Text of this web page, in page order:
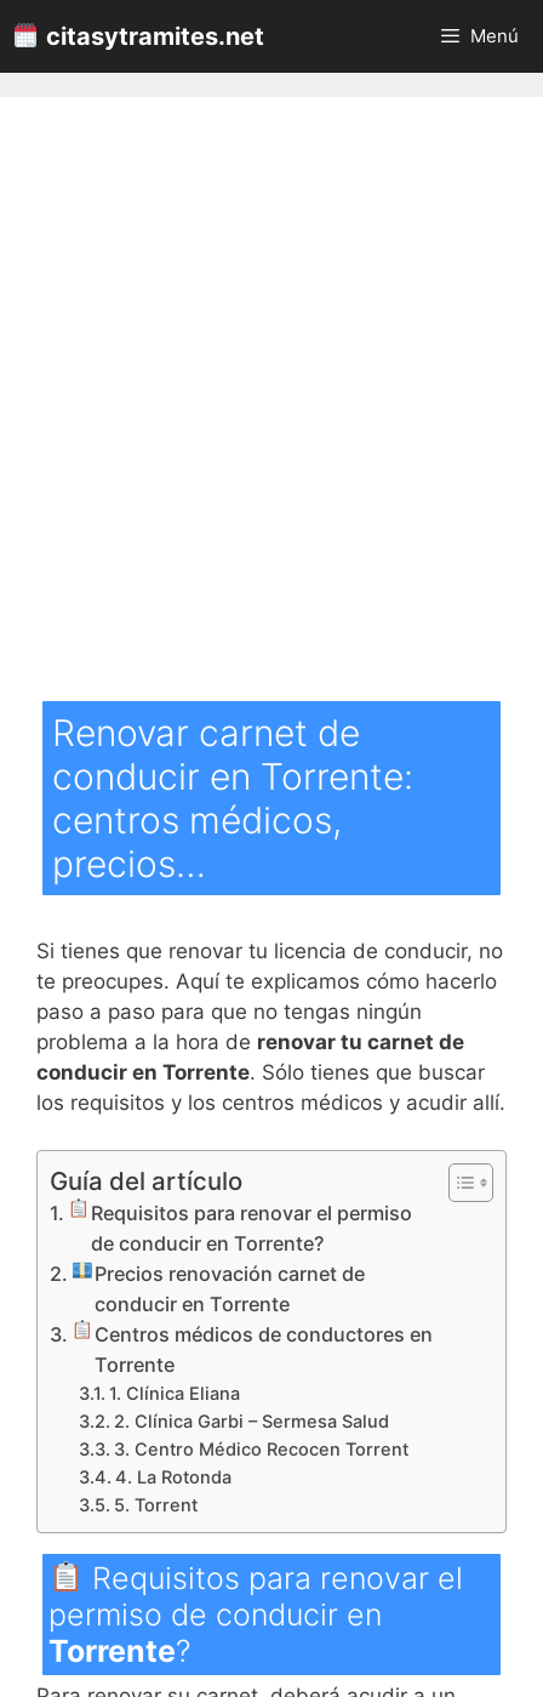
al
contenido
citasytramites.net Menú
Renovar carnet de
conducir en Torrente:
centros médicos,
precios…
Si tienes que renovar tu licencia de conducir, no
te preocupes. Aquí te explicamos cómo hacerlo
paso a paso para que no tengas ningún
problema a la hora de renovar tu carnet de
conducir en Torrente. Sólo tienes que buscar
los requisitos y los centros médicos y acudir allí.
Guía del artículo
Requisitos para renovar el permiso
de conducir en Torrente?
Precios renovación carnet de
conducir en Torrente
Centros médicos de conductores en
Torrente
1. Clínica Eliana
2. Clínica Garbi – Sermesa Salud
3. Centro Médico Recocen Torrent
4. La Rotonda
5. Torrent
Requisitos para renovar el
permiso de conducir en
Torrente?